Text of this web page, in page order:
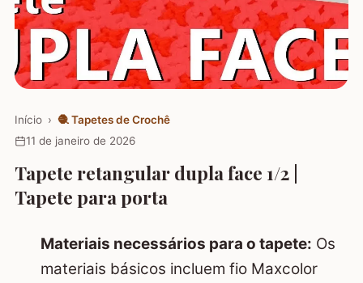
Início › 🧶 Tapetes de Crochê
11 de janeiro de 2026
Tapete retangular dupla face 1/2 |
Tapete para porta
Materiais necessários para o tapete: Os
materiais básicos incluem fio Maxcolor